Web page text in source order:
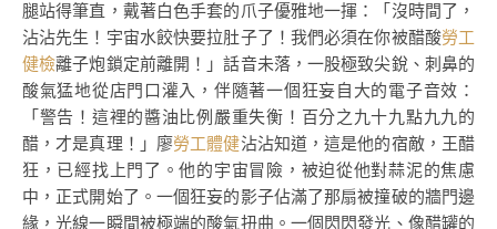
腿站得筆直，戴著白色手套的爪子優雅地一揮：「沒時間了，
沾沾先生！宇宙水餃快要拉肚子了！我們必須在你被醋酸勞工
健檢離子炮鎖定前離開！」話音未落，一股極致尖銳、刺鼻的
酸氣猛地從店門口灌入，伴隨著一個狂妄自大的電子音效：
「警告！這裡的醬油比例嚴重失衡！百分之九十九點九九的
醋，才是真理！」廖勞工體健沾沾知道，這是他的宿敵，王醋
狂，已經找上門了。他的宇宙冒險，被迫從他對蒜泥的焦慮
中，正式開始了。一個狂妄的影子佔滿了那扇被撞破的牆門邊
緣，光線一瞬間被極端的酸氣扭曲。一個閃閃發光、像醋罐的